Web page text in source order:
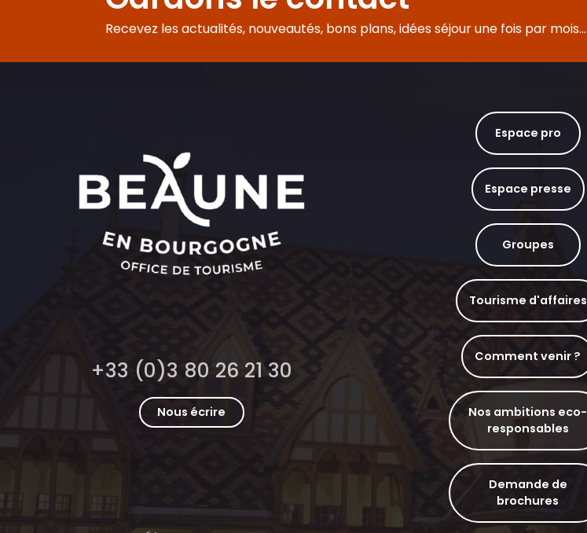
Recevez les actualités, nouveautés, bons plans, idées séjour une fois par mois...
+33 (0)3 80 26 21 30
Nous écrire
Espace pro
Espace presse
Groupes
Tourisme d'affaires
Comment venir ?
Nos ambitions eco-
responsables
Demande de
brochures